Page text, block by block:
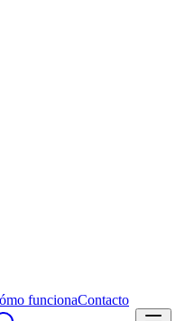
funcionaContacto